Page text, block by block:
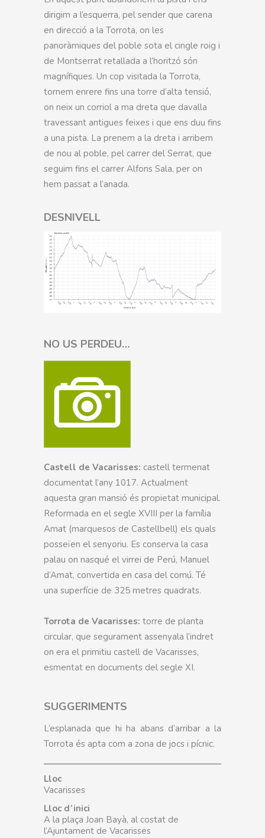
dirigim a l’esquerra, pel sender que carena
en direcció a la Torrota, on les
panoràmiques del poble sota el cingle roig i
de Montserrat retallada a l’horitzó són
magnífiques. Un cop visitada la Torrota,
tornem enrere fins una torre d’alta tensió,
on neix un corriol a ma dreta que davalla
travessant antigues feixes i que ens duu fins
a una pista. La prenem a la dreta i arribem
de nou al poble, pel carrer del Serrat, que
seguim fins el carrer Alfons Sala, per on
hem passat a l’anada.
DESNIVELL
NO US PERDEU…
Castell de Vacarisses: castell termenat
documentat l’any 1017. Actualment
aquesta gran mansió és propietat municipal.
Reformada en el segle XVIII per la família
Amat (marquesos de Castellbell) els quals
posseïen el senyoriu. Es conserva la casa
palau on nasqué el virrei de Perú, Manuel
d’Amat, convertida en casa del comú. Té
una superfície de 325 metres quadrats.
Torrota de Vacarisses: torre de planta
circular, que segurament assenyala l’indret
on era el primitiu castell de Vacarisses,
esmentat en documents del segle XI.
SUGGERIMENTS
L’esplanada que hi ha abans d’arribar a la
Torrota és apta com a zona de jocs i pícnic.
Lloc
Vacarisses
Lloc d’inici
A la plaça Joan Bayà, al costat de
l’Ajuntament de Vacarisses